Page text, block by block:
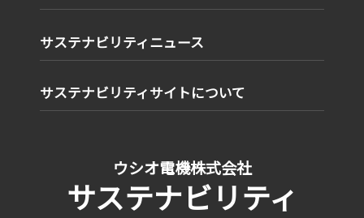
サステナビリティニュース
サステナビリティサイトについて
ウシオ電機株式会社
サステナビリティ